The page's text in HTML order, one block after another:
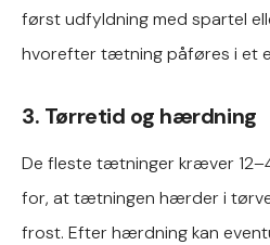
først udfyldning med spartel
hvorefter tætning påføres i et
3. Tørretid og hærdning
De fleste tætninger kræver
for, at tætningen hærder i
frost. Efter hærdning kan